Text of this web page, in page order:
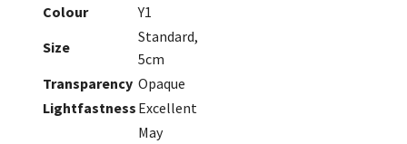
Colour
Y1
Size
Standard,
5cm
Transparency Opaque
Lightfastness Excellent
May